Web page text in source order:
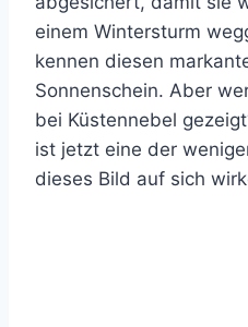
einem Wintersturm
kennen diesen
Sonnenschein. Aber
bei Küstennebel
ist jetzt eine der
dieses Bild auf sich